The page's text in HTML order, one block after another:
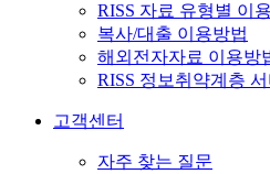
RISS 자료 유형별 이
복사/대출 이용방법
해외전자자료 이용방
RISS 정보취약계층
고객센터
자주 찾는 질문